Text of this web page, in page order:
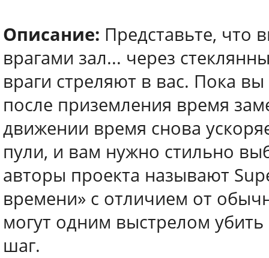
Описание: Представьте, что
врагами зал... через
враги стреляют в вас. Пока
после приземления время
движении время снова
пули, и вам нужно стильно
авторы проекта называют
времени» с отличием от
могут одним выстрелом
шаг.